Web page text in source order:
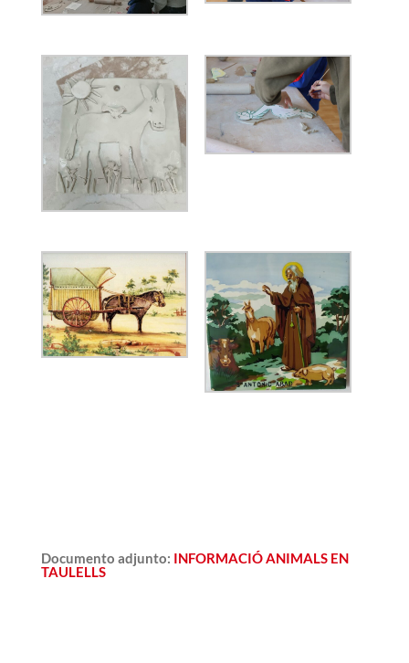
Documento adjunto: INFORMACIÓ ANIMALS EN
TAULELLS